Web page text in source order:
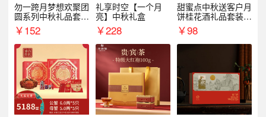
勿一跨月梦想欢聚团
圆系列中秋礼品套装
企业送客户商务伴手
礼
￥152
礼享时空【一个月
亮】中秋礼盒
￥228
甜蜜点中秋送客户月
饼桂花酒礼品套装D
AL1377
￥98